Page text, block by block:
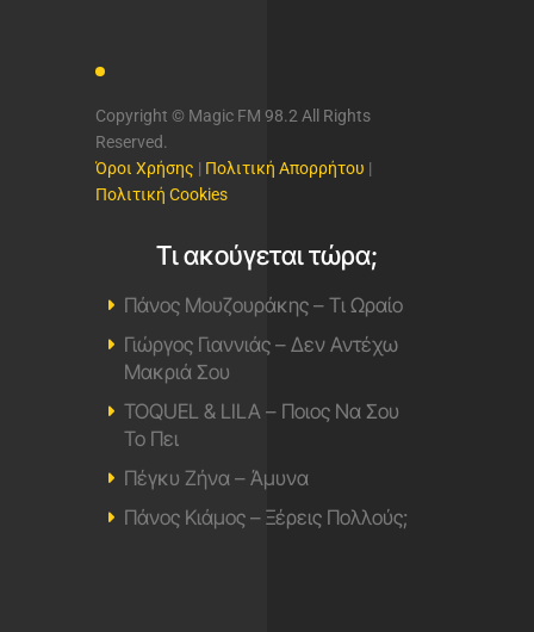
Copyright © Magic FM 98.2 All Rights
Reserved.
Όροι Χρήσης | Πολιτική Απορρήτου |
Πολιτική Cookies
Τι ακούγεται τώρα;
Πάνος Μουζουράκης – Τι Ωραίο
Γιώργος Γιαννιάς – Δεν Αντέχω
Μακριά Σου
TOQUEL & LILA – Ποιος Να Σου
Το Πει
Πέγκυ Ζήνα – Άμυνα
Πάνος Κιάμος – Ξέρεις Πολλούς;